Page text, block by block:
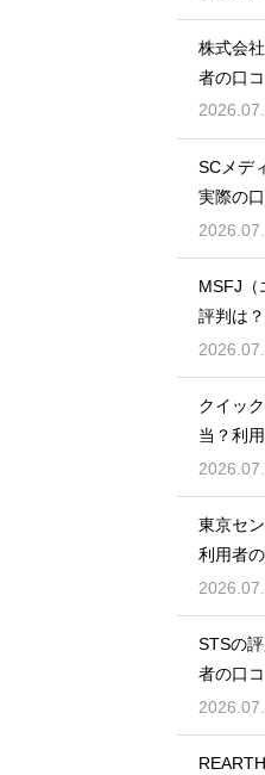
株式会
者の口
SCメデ
実際の
検証
MSFJ（
評判は
証
クイッ
当？利
態検証
東京セ
利用者
検証
STSの
者の口
底検証